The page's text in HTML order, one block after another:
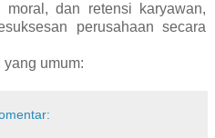
moral, dan retensi karyawan,
perusahaan secara
umum: